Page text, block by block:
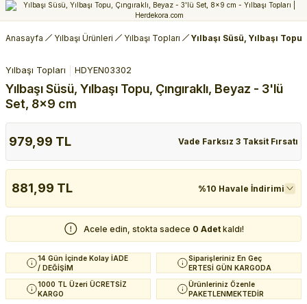
Anasayfa Yılbaşı Ürünleri Yılbaşı Topları Yılbaşı Süsü, Yılbaşı
Yılbaşı Topları HDYEN03302
Yılbaşı Süsü, Yılbaşı Topu, Çıngıraklı, Beyaz - 3'lü
Set, 8x9 cm
979,99 TL Vade Farksız 3 Taksit Fırsatı
881,99 TL %10 Havale İndirimi
Acele edin, stokta sadece 0 Adet kaldı!
14 Gün İçinde Kolay İADE
/ DEĞİŞİM
Siparişleriniz En Geç
ERTESİ GÜN KARGODA
1000 TL Üzeri ÜCRETSİZ
KARGO
Ürünleriniz Özenle
PAKETLENMEKTEDİR